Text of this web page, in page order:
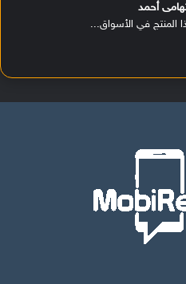
أحمد
في الأسواق...